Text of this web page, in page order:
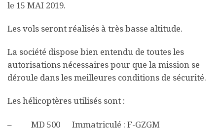
le 15 MAI 2019.
Les vols seront réalisés à très basse altitude.
La société dispose bien entendu de toutes les
autorisations nécessaires pour que la mission se
déroule dans les meilleures conditions de sécurité.
Les hélicoptères utilisés sont :
– MD 500 Immatriculé : F-GZGM